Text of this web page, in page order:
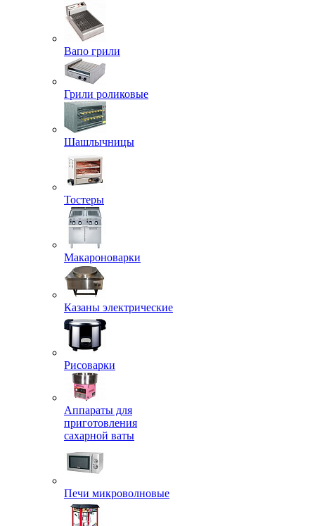
Вапо грили
Грили роликовые
Шашлычницы
Тостеры
Макароноварки
Казаны электрические
Рисоварки
Аппараты для
приготовления
сахарной ваты
Печи микроволновые